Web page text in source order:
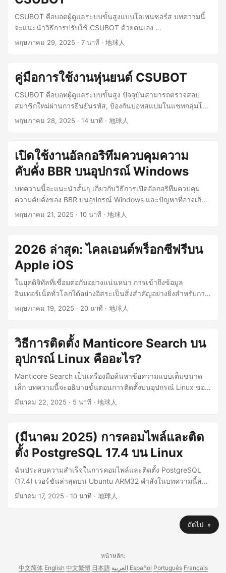
กลับมาตรวจสอบอัตโนมัติหลังรีสตาร์ทอุปกรณ์ ฟีเจอร์นี้ยังไม่เปิด
ใช้งาน คุณไม่จำเป็นต้องให้สิทธิ์นี้ ข้ามการเพิ่มประสิทธิภาพ
แบตเตอรี่
(android.permission.REQUEST_IGNORE_BATTERY_OPTIMIZ
(android.permission.MODIFY_AUDIO_SETTINGS): เพื่อปรับ
ระดับเสียงเรียกเข้าและให้แน่ใจว่าการแจ้งเตือนด้วยเสียงได้ยิน
สิทธิ์ข้างต้นใช้เฉพาะกับฟังก์ชันในเครื่องเท่านั้น และจะไม่ใช้เพื่อ
เก็บรวบรวมหรืออัปโหลดข้อมูลส่วนบุคคล ...
บัญชีของคุณเองเท่านั้น ❌ ห้ามใช้บัญชีของผู้อื่นโดยเด็ดขาด ❌
ห้ามให้ผู้อื่นยืมบัญชีของคุณโดยเด็ดขาด ❌ ห้ามใช้บัญชีที่ผูกกับวิธี
การชำระเงิน 2. คำเตือนความเสี่ยง ⚠️ บัญชีของคุณอาจถูกจำกัด
หรือแบนโดยร้านค้าแอปอย่างเป็นทางการ ⚠️ ผู้พัฒนาจะไม่รับผิด
เท่านั้น 📌 สำหรับการใช้งานที่ไม่ใช่เชิงพาณิชย์เท่านั้น 📌 ห้าม
ใช้สำหรับกิจกรรมกลุ่มหรือให้บริการแบบชำระเงิน 4. ช่องทาง
อย่างเป็นทางการ 📚 เอกสารอย่างเป็นทางการ:
https://h.cjh0613.com/en/kas-doc ⚡ โปรดดาวน์โหลดจาก
ช่องทางอย่างเป็นทางการเท่านั้น ห้ามใช้เวอร์ชันของบุคคลที่สาม
กฎหมายระหว่างคุณและนักพัฒนา kas เกี่ยวกับการใช้แอปนี้ของ
คุณ โดยการดาวน์โหลด ติดตั้ง เข้าถึง หรือใช้แอปนี้ คุณระบุว่า
คุณได้อ่าน เข้าใจ และตกลงที่จะผูกพันตามข้อกำหนดและเงื่อนไข
ทั้งหมดของข้อตกลงนี้ หากคุณไม่เห็นด้วยกับส่วนใดส่วนหนึ่งของ
ความและการตีความ 1.1 แอปนี้: หมายถึงแอปพลิเคชัน kas และ
ฟังก์ชัน บริการ และเนื้อหาทั้งหมด ...
ใช้ในการเข้าถึงเว็บไซต์จีน เว็บไซต์ AI ที่มีชื่อเสียงระดับ
นานาชาติ เว็บไซต์นานาชาติที่ถูกบล็อก และเว็บไซต์นานาชาติที่
Telegram Search มีฟังก์ชันหลักดังต่อไปนี้: ...
CSUBOT คือบอตผู้ดูแลระบบขั้นสูงแบบโอเพนซอร์ส บทความนี้
จะแนะนำวิธีการปรับใช้ CSUBOT ด้วยตนเอง ...
พฤษภาคม 29, 2025 · 7 นาที · 地球人
คู่มือการใช้งานหุ่นยนต์ CSUBOT
CSUBOT คือบอทผู้ดูแลระบบขั้นสูง ปัจจุบันสามารถตรวจสอบ
สมาชิกใหม่ผ่านการยืนยันรหัส, ป้องกันบอทสแปมในแชทกลุ่มโดย
อัตโนมัติ ในอนาคตจะเพิ่มฟังก์ชันเพิ่มเติม ...
พฤษภาคม 28, 2025 · 14 นาที · 地球人
เปิดใช้งานอัลกอริทึมควบคุมความ
คับคั่ง BBR บนอุปกรณ์ Windows
บทความนี้จะแนะนำสั้นๆ เกี่ยวกับวิธีการเปิดอัลกอริทึมควบคุม
ความคับคั่งของ BBR บนอุปกรณ์ Windows และปัญหาที่อาจเกิด
ขึ้นเมื่อใช้ฟังก์ชันนี้ในปัจจุบัน ...
พฤษภาคม 21, 2025 · 10 นาที · 地球人
2026 ล่าสุด: ไคลเอนต์พร็อกซีฟรีบน
Apple iOS
ในยุคดิจิทัลที่เชื่อมต่อกันอย่างแน่นหนา การเข้าถึงข้อมูล
อินเทอร์เน็ตทั่วโลกได้อย่างอิสระเป็นสิ่งสำคัญอย่างยิ่งสำหรับการ
เรียนรู้ การทำงาน และการเติบโตส่วนบุคคล อย่างไรก็ตาม ด้วย
ฟรีหลายตัวที่เหมาะสำหรับ Apple iPhone พร้อมทั้งวิเคราะห์
คุณสมบัติโดยละเอียด หวังว่าจะเป็นคู่มือที่เป็นประโยชน์สำหรับผู้
ใช้ iPhone ที่แสวงหาอิสรภาพทางเครือข่าย ...
พฤษภาคม 19, 2025 · 20 นาที · 地球人
วิธีการติดตั้ง Manticore Search บน
อุปกรณ์ Linux คืออะไร?
Manticore Search เป็นเครื่องมือค้นหาข้อความแบบเต็มขนาด
เล็ก บทความนี้จะอธิบายขั้นตอนการติดตั้งบนอุปกรณ์ Linux ของ
คุณ ...
มีนาคม 22, 2025 · 5 นาที · 地球人
(มีนาคม 2025) การคอมไพล์และติด
ตั้ง PostgreSQL 17.4 บน Linux
ฉันประสบความสำเร็จในการคอมไพล์และติดตั้ง PostgreSQL
(17.4) เวอร์ชันล่าสุดบน Ubuntu ARM32 คำสั่งในบทความนี้ส่วน
ใหญ่มาจากเอกสารอย่างเป็นทางการของ PostgreSQL ฉันได้
มีนาคม 17, 2025 · 10 นาที · 地球人
ถัดไป »
หน้าหลัก:
中文简体 English 中文繁體 日本語 العربية Español Português Français